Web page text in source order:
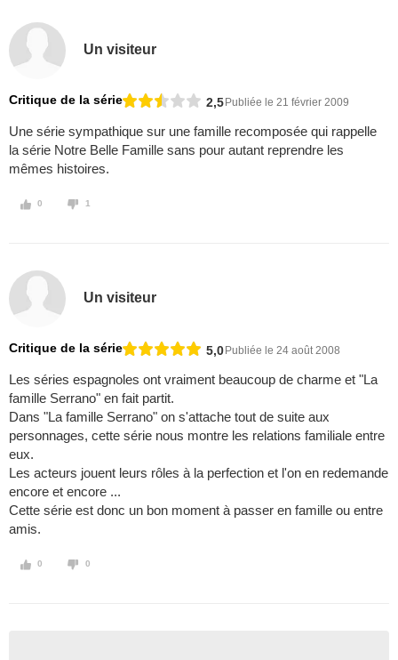
Un visiteur
Critique de la série 2,5Publiée le 21 février 2009
Une série sympathique sur une famille recomposée qui rappelle
la série Notre Belle Famille sans pour autant reprendre les
mêmes histoires.
0 1
Un visiteur
Critique de la série 5,0Publiée le 24 août 2008
Les séries espagnoles ont vraiment beaucoup de charme et "La
famille Serrano" en fait partit.
Dans "La famille Serrano" on s'attache tout de suite aux
personnages, cette série nous montre les relations familiale entre
eux.
Les acteurs jouent leurs rôles à la perfection et l'on en redemande
encore et encore ...
Cette série est donc un bon moment à passer en famille ou entre
amis.
0 0